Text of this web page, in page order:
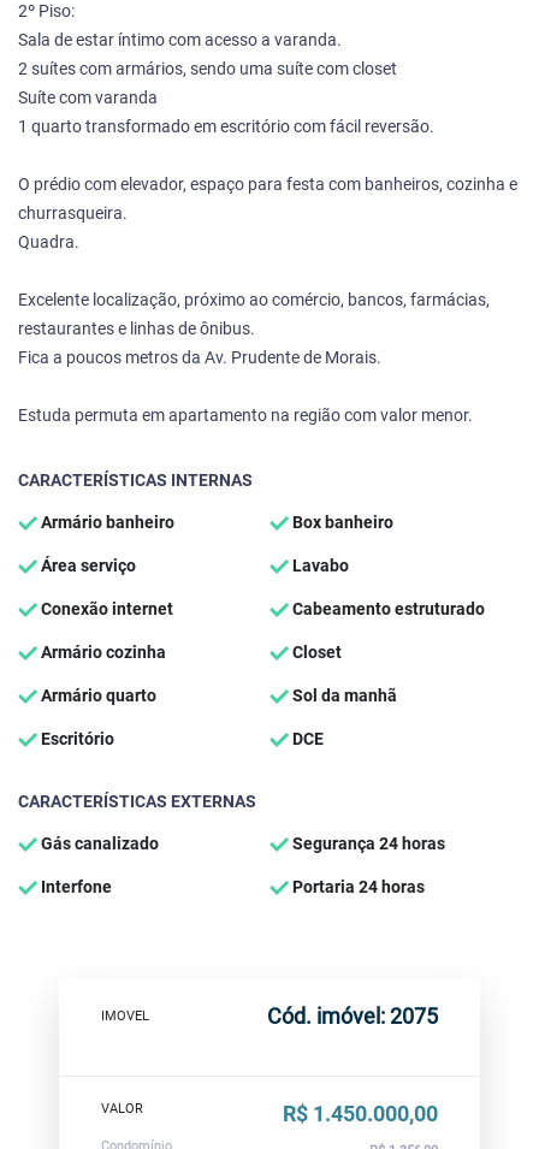
2º Piso:
Sala de estar íntimo com acesso a varanda.
2 suítes com armários, sendo uma suíte com closet
Suíte com varanda
1 quarto transformado em escritório com fácil reversão.
O prédio com elevador, espaço para festa com banheiros, cozinha e
churrasqueira.
Quadra.
Excelente localização, próximo ao comércio, bancos, farmácias,
restaurantes e linhas de ônibus.
Fica a poucos metros da Av. Prudente de Morais.
Estuda permuta em apartamento na região com valor menor.
CARACTERÍSTICAS INTERNAS
Armário banheiro Box banheiro
Área serviço Lavabo
Conexão internet Cabeamento estruturado
Armário cozinha Closet
Armário quarto Sol da manhã
Escritório DCE
CARACTERÍSTICAS EXTERNAS
Gás canalizado Segurança 24 horas
Interfone Portaria 24 horas
IMOVEL Cód. imóvel: 2075
VALOR R$ 1.450.000,00